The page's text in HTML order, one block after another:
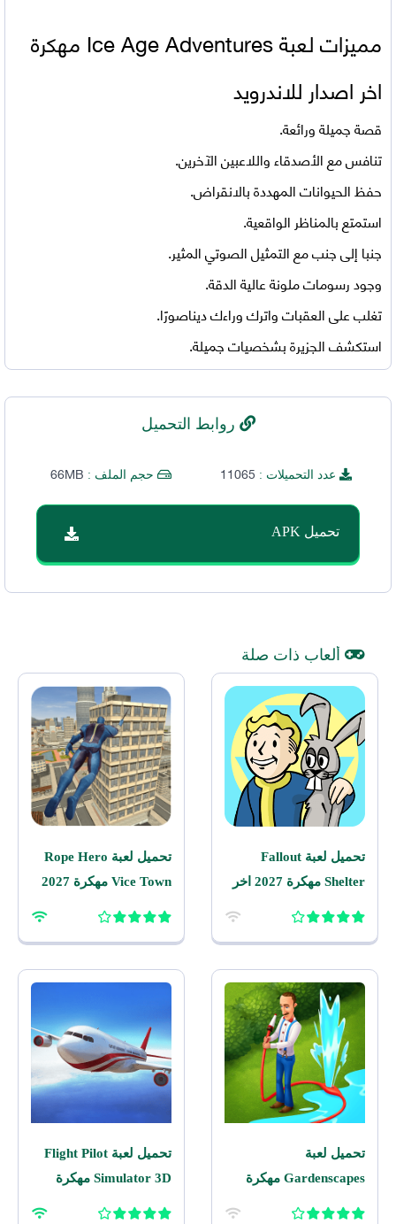
مميزات لعبة Ice Age Adventures مهكرة
اخر اصدار للاندرويد
قصة جميلة ورائعة.
تنافس مع الأصدقاء واللاعبين الآخرين.
حفظ الحيوانات المهددة بالانقراض.
استمتع بالمناظر الواقعية.
جنبا إلى جنب مع التمثيل الصوتي المثير.
وجود رسومات ملونة عالية الدقة.
تغلب على العقبات واترك وراءك ديناصورًا.
استكشف الجزيرة بشخصيات جميلة.
روابط التحميل
عدد التحميلات : 11065 حجم الملف : 66MB
تحميل APK
ألعاب ذات صلة
تحميل لعبة Fallout
Shelter مهكرة 2027 اخر
تحميل لعبة Rope Hero
Vice Town مهكرة 2027
تحميل لعبة
Gardenscapes مهكرة
تحميل لعبة Flight Pilot
Simulator 3D مهكرة